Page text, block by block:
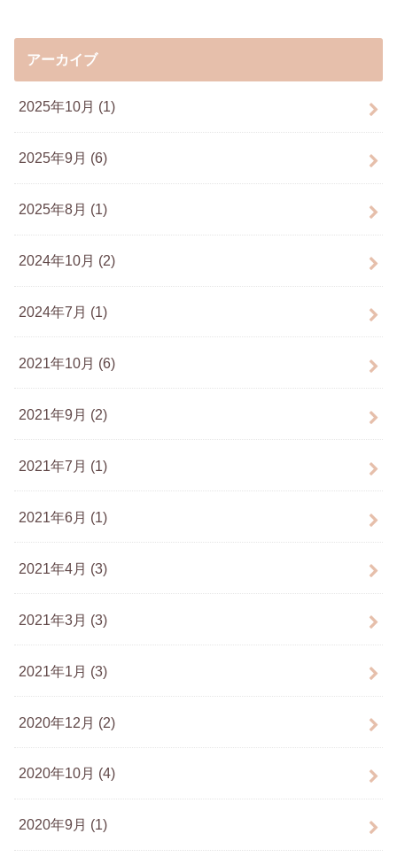
アーカイブ
2025年10月 (1)
2025年9月 (6)
2025年8月 (1)
2024年10月 (2)
2024年7月 (1)
2021年10月 (6)
2021年9月 (2)
2021年7月 (1)
2021年6月 (1)
2021年4月 (3)
2021年3月 (3)
2021年1月 (3)
2020年12月 (2)
2020年10月 (4)
2020年9月 (1)